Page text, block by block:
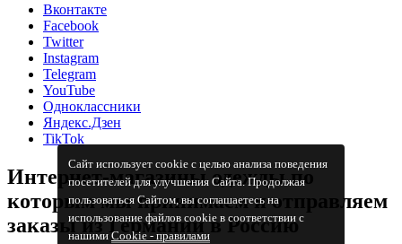
Сайт использует cookie с целью анализа поведения
посетителей для улучшения Сайта. Продолжая
пользоваться Сайтом, вы соглашаетесь на
использование файлов cookie в соответствии с
нашимиCookiе - правилами
Вконтакте
Facebook
Twitter
Instagram
Telegram
YouTube
Одноклассники
Яндекс.Дзен
TikTok
Интернет-магазины одежды по
которым мы принимаем и отправляем
заказы из Германии в Россию